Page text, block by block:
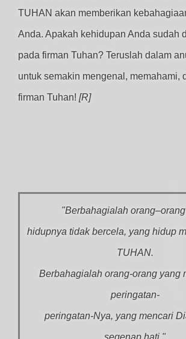
TUHAN akan memberikan
Anda. Apakah kehidupan Anda sudah
pada firman Tuhan? Teruslah dalam
untuk semakin mengenal, memahami,
firman Tuhan! [R]
"Berbahagialah
hidupnya tidak bercela, yang hidup
TUHAN.
Berbahagialah orang-orang yang
peringatan-
peringatan-Nya, yang mencari
segenap hati."